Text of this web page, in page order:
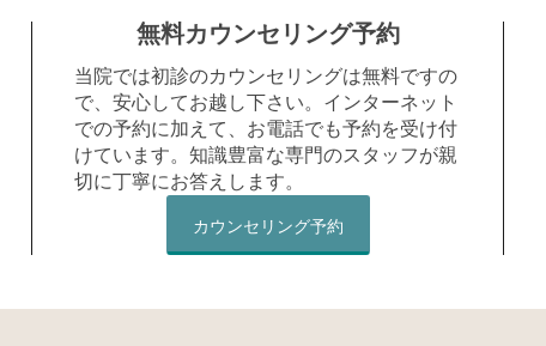
無料カウンセリング予約
当院では初診のカウンセリングは無料ですの
で、安心してお越し下さい。インターネット
での予約に加えて、お電話でも予約を受け付
けています。知識豊富な専門のスタッフが親
切に丁寧にお答えします。
カウンセリング予約